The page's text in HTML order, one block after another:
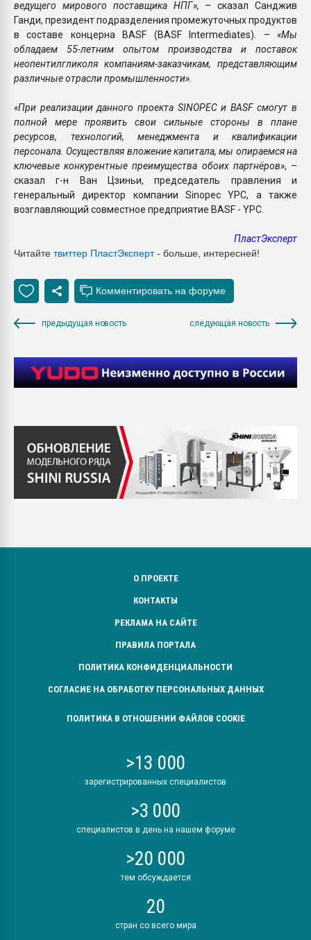
ведущего мирового поставщика НПГ», – сказал Санджив
Ганди, президент подразделения промежуточных продуктов
в составе концерна BASF (BASF Intermediates). – «Мы
обладаем 55-летним опытом производства и поставок
неопентилгликоля компаниям-заказчикам, представляющим
различные отрасли промышленности».
«При реализации данного проекта SINOPEC и BASF смогут в
полной мере проявить свои сильные стороны в плане
ресурсов, технологий, менеджмента и квалификации
персонала. Осуществляя вложение капитала, мы опираемся на
ключевые конкурентные преимущества обоих партнёров», –
сказал г-н Ван Цзиньи, председатель правления и
генеральный директор компании Sinopec YPC, а также
возглавляющий совместное предприятие BASF - YPC.
ПластЭксперт
Читайте твиттер ПластЭксперт- больше, интересней!
предыдущая новость следующая новость
О ПРОЕКТЕ
КОНТАКТЫ
РЕКЛАМА НА САЙТЕ
ПРАВИЛА ПОРТАЛА
ПОЛИТИКА КОНФИДЕНЦИАЛЬНОСТИ
СОГЛАСИЕ НА ОБРАБОТКУ ПЕРСОНАЛЬНЫХ ДАННЫХ
ПОЛИТИКА В ОТНОШЕНИИ ФАЙЛОВ COOKIE
>13 000
зарегистрированных специалистов
>3 000
специалистов в день на нашем форуме
>20 000
тем обсуждается
20
стран со всего мира